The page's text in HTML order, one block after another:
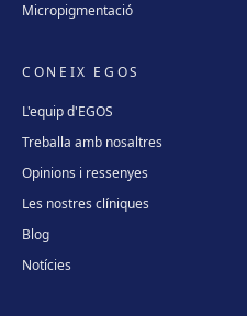
Micropigmentació
CONEIX EGOS
L'equip d'EGOS
Treballa amb nosaltres
Opinions i ressenyes
Les nostres clíniques
Blog
Notícies